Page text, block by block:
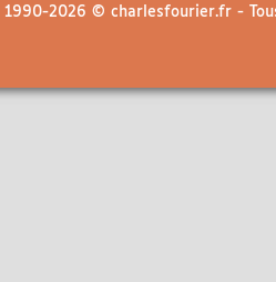
1990-2026 © charlesfourier.fr -